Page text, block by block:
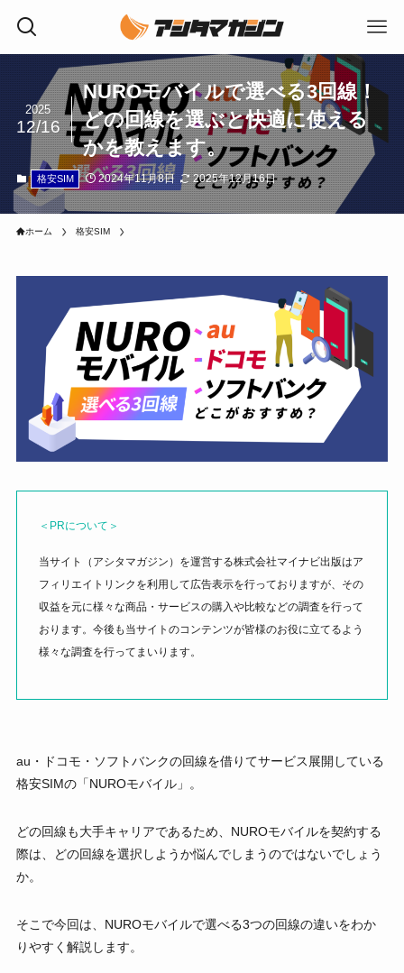
NUROモバイルで選べる3回線！
どの回線を選ぶと快適に使える
かを教えます。
2025
12/16
格安SIM 2024年11月8日 2025年12月16日
ホーム 格安SIM
＜PRについて＞
当サイト（アシタマガジン）を運営する株式会社マイナビ出版はア
フィリエイトリンクを利用して広告表示を行っておりますが、その
収益を元に様々な商品・サービスの購入や比較などの調査を行って
おります。今後も当サイトのコンテンツが皆様のお役に立てるよう
様々な調査を行ってまいります。
au・ドコモ・ソフトバンクの回線を借りてサービス展開している
格安SIMの「NUROモバイル」。
どの回線も大手キャリアであるため、NUROモバイルを契約する
際は、どの回線を選択しようか悩んでしまうのではないでしょう
か。
そこで今回は、NUROモバイルで選べる3つの回線の違いをわか
りやすく解説します。